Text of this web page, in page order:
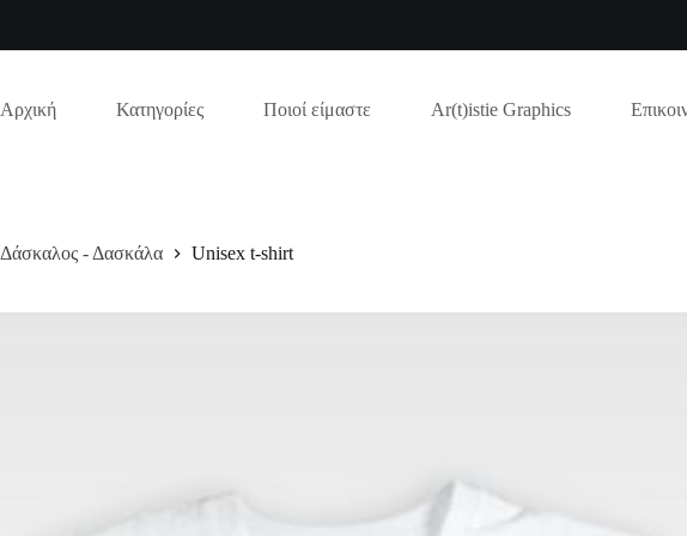
Αρχική Κατηγορίες Ποιοί είμαστε Ar(t)istie Graphics
Δάσκαλος - Δασκάλα Unisex t-shirt